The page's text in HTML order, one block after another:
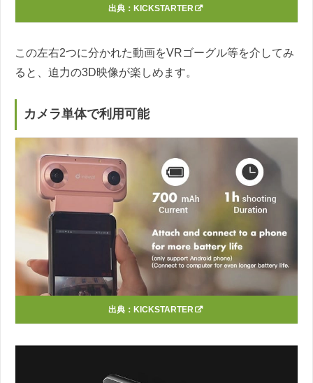
出典： KICKSTARTER
この左右2つに分かれた動画をVRゴーグル等を介してみ
ると、迫力の3D映像が楽しめます。
カメラ単体で利用可能
出典： KICKSTARTER